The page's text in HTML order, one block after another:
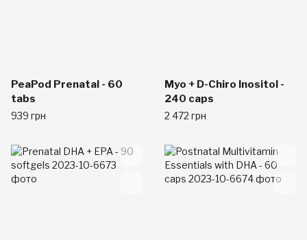
PeaPod Prenatal - 60
tabs
939 грн
Myo + D-Chiro Inositol -
240 caps
2 472 грн